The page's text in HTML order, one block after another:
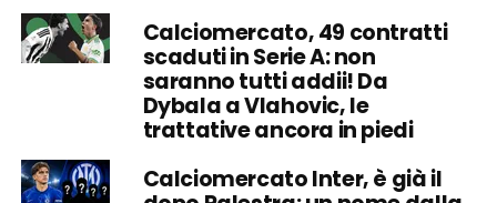
Calciomercato, 49 contratti
scaduti in Serie A: non
saranno tutti addii! Da
Dybala a Vlahovic, le
trattative ancora in piedi
Calciomercato Inter, è già il